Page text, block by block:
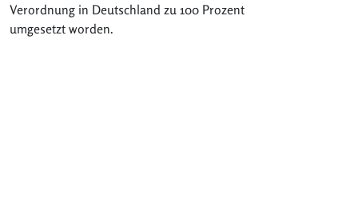
Verordnung in Deutschland zu 100 Prozent
umgesetzt worden.